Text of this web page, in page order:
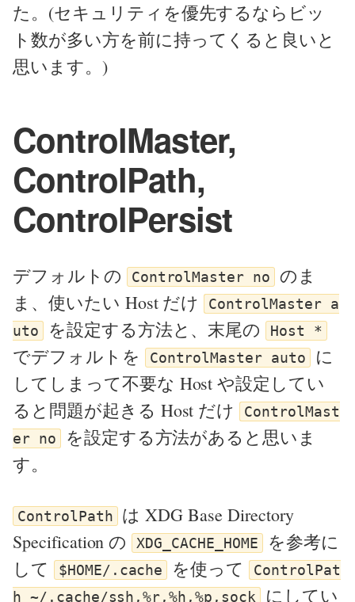
た。(セキュリティを優先するならビッ
ト数が多い方を前に持ってくると良いと
思います。)
ControlMaster,
ControlPath,
ControlPersist
デフォルトの ControlMaster no
のま
ま、使いたい Host だけ ControlMaster a
uto を設定する方法と、末尾の Host *
でデフォルトを ControlMaster auto に
してしまって不要な Host や設定してい
ると問題が起きる Host だけ ControlMast
er no を設定する方法があると思いま
す。
ControlPath は XDG Base Directory
Specification の XDG_CACHE_HOME を参考に
して
$HOME/.cache を使って ControlPat
h ~/.cache/ssh,%r,%h,%p,sock にしてい